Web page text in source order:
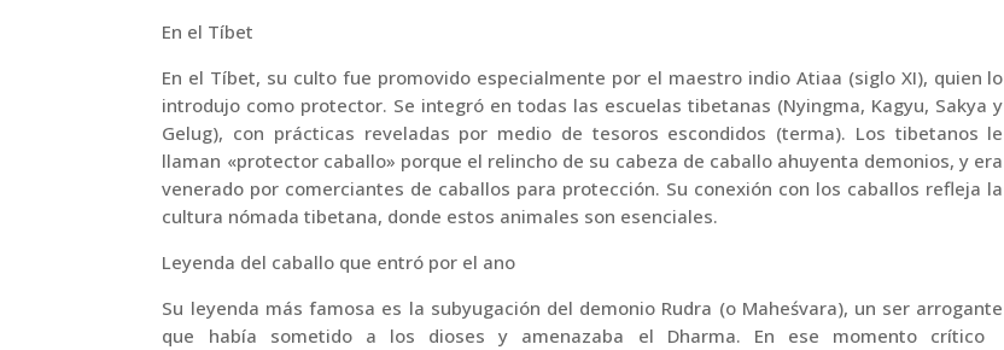
En el Tíbet
En el Tíbet, su culto fue promovido especialmente por el maestro indio Atiaa (siglo XI), quien lo
introdujo como protector. Se integró en todas las escuelas tibetanas (Nyingma, Kagyu, Sakya y
Gelug), con prácticas reveladas por medio de tesoros escondidos (terma). Los tibetanos le
llaman «protector caballo» porque el relincho de su cabeza de caballo ahuyenta demonios, y era
venerado por comerciantes de caballos para protección. Su conexión con los caballos refleja la
cultura nómada tibetana, donde estos animales son esenciales.
Leyenda del caballo que entró por el ano
Su leyenda más famosa es la subyugación del demonio Rudra (o Maheśvara), un ser arrogante
que había sometido a los dioses y amenazaba el Dharma. En ese momento crítico